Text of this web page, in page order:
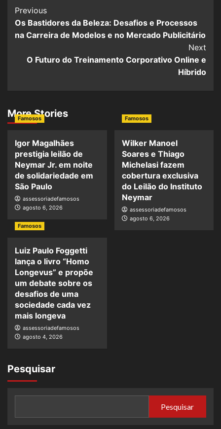
Post
Navigation
Previous
Os Bastidores da Beleza: Desafios e Processos
na Carreira de Modelos e no Mercado Publicitário
Next
O Futuro do Treinamento Corporativo Online e
Híbrido
More Stories
Famosos
Igor Magalhães
prestigia leilão de
Neymar Jr. em noite
de solidariedade em
São Paulo
assessoriadefamosos
agosto 6, 2026
Famosos
Wilker Manoel
Soares e Thiago
Michelasi fazem
cobertura exclusiva
do Leilão do Instituto
Neymar
assessoriadefamosos
agosto 6, 2026
Famosos
Luiz Paulo Foggetti
lança o livro “Homo
Longevus” e propõe
um debate sobre os
desafios de uma
sociedade cada vez
mais longeva
assessoriadefamosos
agosto 4, 2026
Pesquisar
Pesquisar